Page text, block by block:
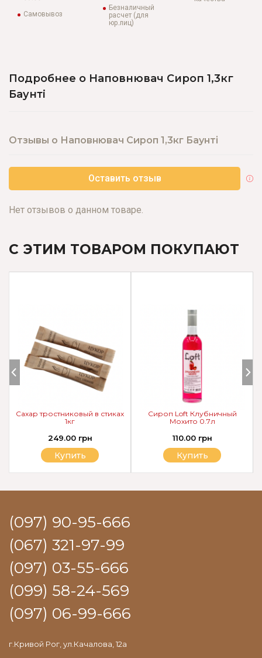
Самовывоз
Безналичный
расчет (для
юр.лиц)
Подробнее о Наповнювач Сироп 1,3кг
Баунті
Отзывы о Наповнювач Сироп 1,3кг Баунті
Оставить отзыв
Нет отзывов о данном товаре.
С ЭТИМ ТОВАРОМ ПОКУПАЮТ
Сироп Loft Клубничный
Мохито 0.7л
110.00 грн
Купить
Сахар тростниковый в стиках
1кг
249.00 грн
Купить
(097) 90-95-666
(067) 321-97-99
(097) 03-55-666
(099) 58-24-569
(097) 06-99-666
г.Кривой Рог, ул.Качалова, 12а